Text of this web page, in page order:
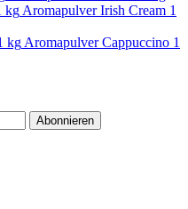
Aromapulver Irish Cream 1
Aromapulver Cappuccino 1
Abonnieren